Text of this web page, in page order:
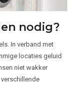
nodig?
In verband met
locaties geluid
niet wakker